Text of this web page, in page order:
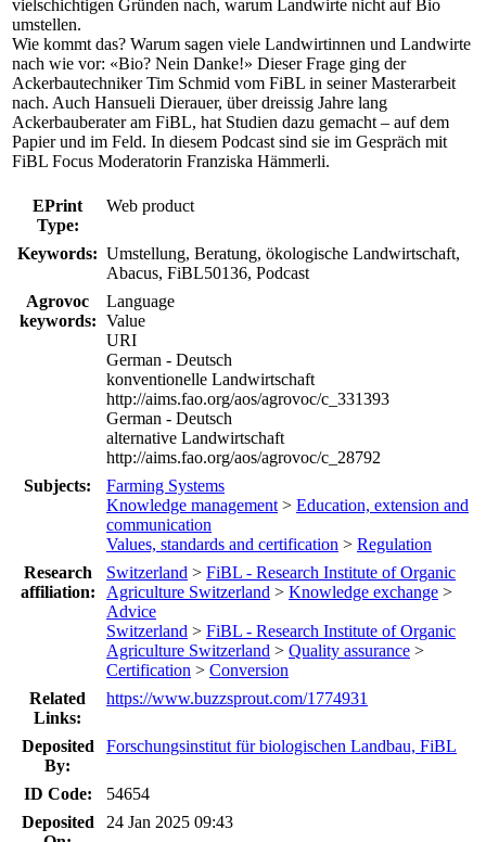
vielschichtigen Gründen nach, warum Landwirte nicht auf Bio
umstellen.
Wie kommt das? Warum sagen viele Landwirtinnen und Landwirte
nach wie vor: «Bio? Nein Danke!» Dieser Frage ging der
Ackerbautechniker Tim Schmid vom FiBL in seiner Masterarbeit
nach. Auch Hansueli Dierauer, über dreissig Jahre lang
Ackerbauberater am FiBL, hat Studien dazu gemacht – auf dem
Papier und im Feld. In diesem Podcast sind sie im Gespräch mit
FiBL Focus Moderatorin Franziska Hämmerli.
EPrint
Type:
Web product
Keywords: Umstellung, Beratung, ökologische Landwirtschaft,
Abacus, FiBL50136, Podcast
Agrovoc
keywords:
Language
Value
URI
German - Deutsch
konventionelle Landwirtschaft
http://aims.fao.org/aos/agrovoc/c_331393
German - Deutsch
alternative Landwirtschaft
http://aims.fao.org/aos/agrovoc/c_28792
Subjects:
Farming Systems
Knowledge management > Education, extension and
communication
Values, standards and certification > Regulation
Research
affiliation:
Switzerland > FiBL - Research Institute of Organic
Agriculture Switzerland > Knowledge exchange >
Advice
Switzerland > FiBL - Research Institute of Organic
Agriculture Switzerland > Quality assurance >
Certification > Conversion
Related
Links:
https://www.buzzsprout.com/1774931
Deposited
By:
Forschungsinstitut für biologischen Landbau, FiBL
ID Code:
54654
Deposited
24 Jan 2025 09:43